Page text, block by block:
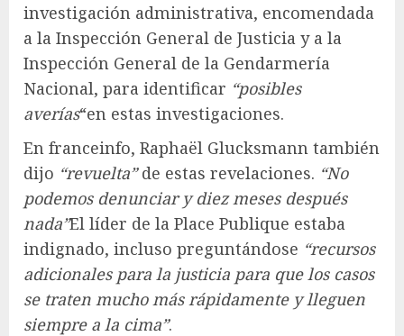
investigación administrativa, encomendada
a la Inspección General de Justicia y a la
Inspección General de la Gendarmería
Nacional, para identificar “posibles
averías“en estas investigaciones.
En franceinfo, Raphaël Glucksmann también
dijo “revuelta”de estas revelaciones. “No
podemos denunciar y diez meses después
nada”El líder de la Place Publique estaba
indignado, incluso preguntándose “recursos
adicionales para la justicia para que los casos
se traten mucho más rápidamente y lleguen
siempre a la cima”.